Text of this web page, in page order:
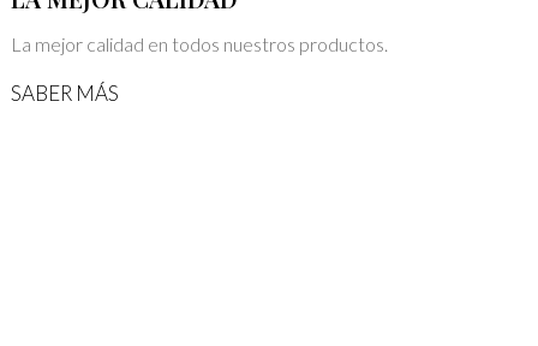
La mejor calidad en todos nuestros productos.
SABER MÁS